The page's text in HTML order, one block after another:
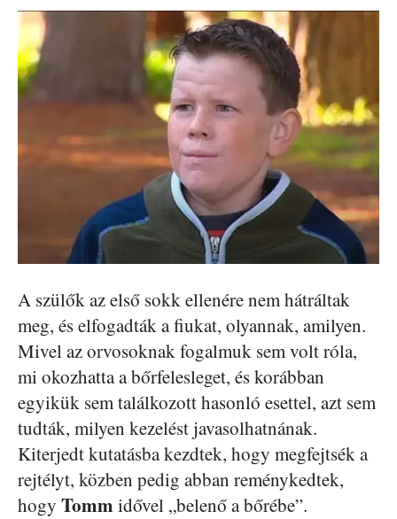
A szülők az első sokk ellenére nem hátráltak
meg, és elfogadták a fiukat, olyannak, amilyen.
Mivel az orvosoknak fogalmuk sem volt róla,
mi okozhatta a bőrfelesleget, és korábban
egyikük sem találkozott hasonló esettel, azt sem
tudták, milyen kezelést javasolhatnának.
Kiterjedt kutatásba kezdtek, hogy megfejtsék a
rejtélyt, közben pedig abban reménykedtek,
hogy Tomm idővel „belenő a bőrébe”.